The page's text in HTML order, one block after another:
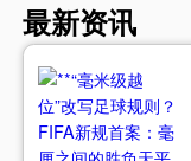
最新资讯